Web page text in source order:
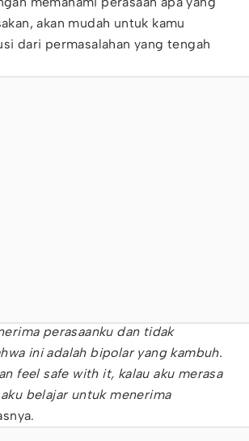
akan mudah untuk kamu
dari permasalahan yang tengah
perasaanku dan tidak
ini adalah bipolar yang kambuh.
feel safe with it, kalau aku merasa
belajar untuk menerima